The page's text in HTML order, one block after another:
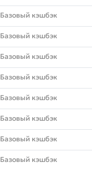
Базовый кэшбэк
Базовый кэшбэк
Базовый кэшбэк
Базовый кэшбэк
Базовый кэшбэк
Базовый кэшбэк
Базовый кэшбэк
Базовый кэшбэк